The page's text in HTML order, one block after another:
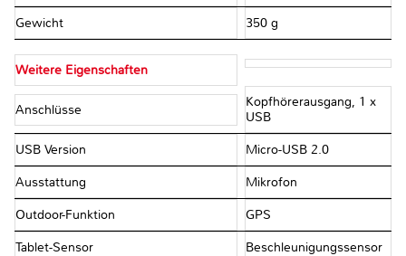
Gewicht 350 g
Weitere Eigenschaften
Anschlüsse
Kopfhörerausgang, 1 x
USB
USB Version Micro-USB 2.0
Ausstattung Mikrofon
Outdoor-Funktion GPS
Tablet-Sensor Beschleunigungssensor